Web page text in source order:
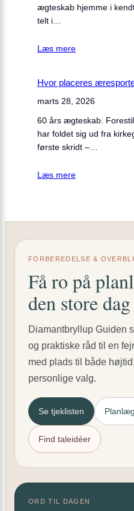
ægteskab hjemme i
telt i…
Læs mere
Hvor placeres
marts 28, 2026
60 års ægteskab.
har foldet sig ud fra
første skridt –…
Læs mere
FORBEREDELSE &
Få ro på
den store dag
Diamantbryllup Guiden
og praktiske råd til en
med plads til både
personlige valg.
Se tjeklisten
Find taleidéer
ORD TIL DAGEN